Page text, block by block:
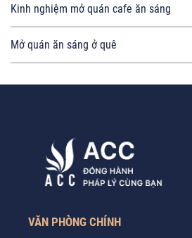
Kinh nghiệm mở quán cafe ăn sáng
Mở quán ăn sáng ở quê
VĂN PHÒNG CHÍNH